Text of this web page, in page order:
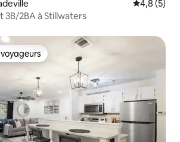
Évaluation
4,8 (5)
3B/2BA à Stillwaters
les plus appréciés